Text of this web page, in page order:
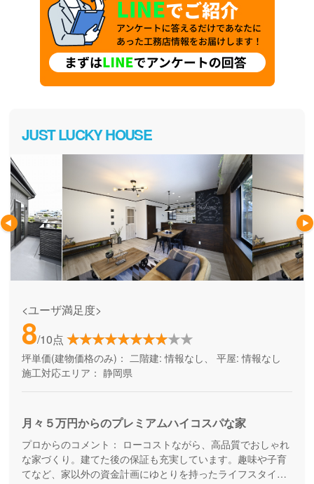
JUST LUCKY HOUSE
<ユーザ満足度>
8/10点
坪単価(建物価格のみ)： 二階建: 情報なし、 平屋: 情報なし
施工対応エリア： 静岡県
月々５万円からのプレミアムハイコスパな家
プロからのコメント：
な家づくり。建てた後の保証も充実しています。趣味や子育
てなど、家以外の資金計画にゆとりを持ったライフスタイル